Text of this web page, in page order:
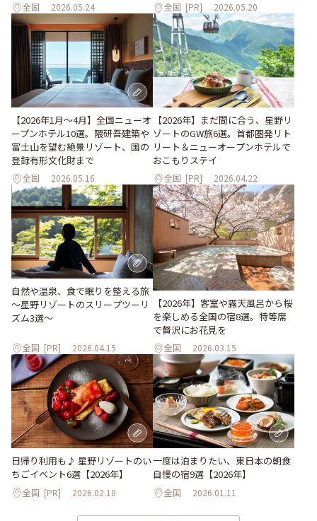
全国 2026.05.24 全国 [PR] 2026.05.20
【2026年1月～4月】全国ニューオ
ープンホテル10選。隈研吾建築や
富士山を望む絶景リゾート、国の
登録有形文化財まで
全国 2026.05.16
【2026年】まだ間に合う、星野リ
ゾートのGW旅6選。首都圏発リト
リート＆ニューオープンホテルで
おこもりステイ
全国 [PR] 2026.04.22
自然や温泉、食で眠りを整える旅
～星野リゾートのスリープツーリ
ズム3選～
全国 [PR] 2026.04.15
【2026年】客室や露天風呂から桜
を楽しめる全国の宿8選。特等席
で贅沢にお花見を
全国 2026.03.15
日帰り利用も♪ 星野リゾートのい
ちごイベント6選【2026年】
全国 [PR] 2026.02.18
一度は泊まりたい、東日本の朝食
自慢の宿9選【2026年】
全国 2026.01.11